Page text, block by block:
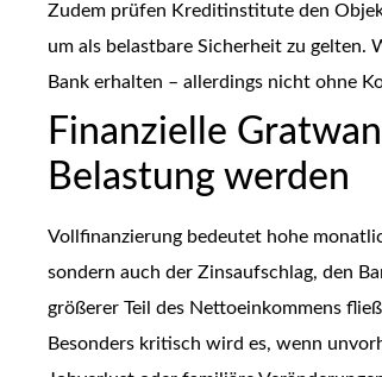
Zudem prüfen Kreditinstitute den
um als belastbare Sicherheit zu gelten.
Bank erhalten – allerdings nicht ohne
Finanzielle
Belastung werden
Vollfinanzierung bedeutet hohe
sondern auch der Zinsaufschlag, den
größerer Teil des Nettoeinkommens
Besonders kritisch wird es, wenn